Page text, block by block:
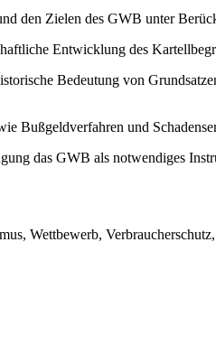
den Zielen des GWB unter
Entwicklung des
Bedeutung von
Bußgeldverfahren und
das GWB als notwendiges
Wettbewerb,